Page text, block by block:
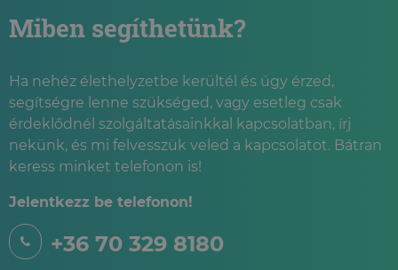
Miben segíthetünk?
Ha nehéz élethelyzetbe kerültél és úgy érzed,
segítségre lenne szükséged, vagy esetleg csak
érdeklődnél szolgáltatásainkkal kapcsolatban, írj
nekünk, és mi felvesszük veled a kapcsolatot. Bátran
keress minket telefonon is!
Jelentkezz be telefonon!
+36 70 329 8180